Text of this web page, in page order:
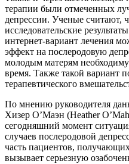
терапии были отмеченных
депрессии. Ученые считают,
исследовательские
интернет-вариант лечения
эффект на послеродовую
молодым матерям
время. Также такой вариант
терапевтического
По мнению руководителя
Хизер О’Маэн (Heather
сегодняшний момент
случаев послеродовой
часть пациентов,
вызывает серьезную